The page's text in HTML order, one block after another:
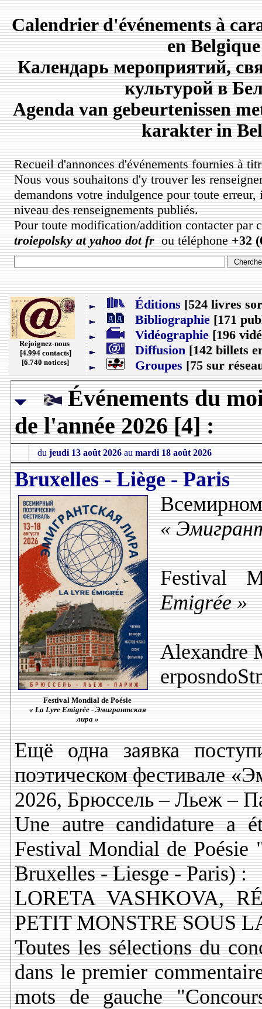
Calendrier d'événements à
en Belgique
Календарь мероприятий,
культурой в
Agenda van gebeurtenissen
karakter in
Recueil d'annonces d'événements fournies à
Nous vous souhaitons d'y trouver les
demandons votre indulgence pour toute
niveau des renseignements publiés.
Pour toute modification/addition contacter par
troiepolsky at yahoo dot frou téléphone+32
Rejoignez-nous
[4.994 contacts]
[6.740 notices]
Éditions [524 livres
Bibliographie [171
Vidéographie [196
Diffusion [142 billets
Groupes [75 sur
Événements du
de l'année 2026 [4] :
dujeudi 13 août 2026aumardi 18 août 2026
Bruxelles - Liège - Paris
Festival Mondial de Poésie
« La Lyre Emigrée - Эмигрантская
лира »
«
Festival
Emigrée »
Alexandre
Ещё одна заявка
поэтическом фестивале
2026, Брюссель – Льеж –
Une autre candidature a
Festival Mondial de
Bruxelles - Liesge - Paris) :
LORETA VASHKOVA,
PETIT MONSTRE SOUS
Toutes les sélections du
dans le premier
mots de gauche